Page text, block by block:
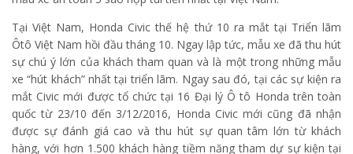
Tại Việt Nam, Honda Civic thế hệ thứ 10 ra mắt tại Triển lãm
Ôtô Việt Nam hồi đầu tháng 10. Ngay lập tức, mẫu xe đã thu hút
sự chú ý lớn của khách tham quan và là một trong những mẫu
xe “hút khách” nhất tại triển lãm. Ngay sau đó, tại các sự kiện ra
mắt Civic mới được tổ chức tại 16 Đại lý Ô tô Honda trên toàn
quốc từ 23/10 đến 3/12/2016, Honda Civic mới cũng đã nhận
được sự đánh giá cao và thu hút sự quan tâm lớn từ khách
hàng, với hơn 1.500 khách hàng tiềm năng tham dự sự kiện tại